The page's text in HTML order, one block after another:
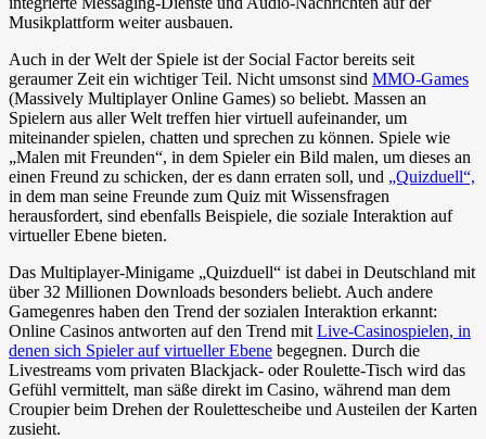
Musikplattform weiter ausbauen.
Auch in der Welt der Spiele ist der Social Factor bereits seit
geraumer Zeit ein wichtiger Teil. Nicht umsonst sind MMO-Games
(Massively Multiplayer Online Games) so beliebt. Massen an
Spielern aus aller Welt treffen hier virtuell aufeinander, um
miteinander spielen, chatten und sprechen zu können. Spiele wie
„Malen mit Freunden“, in dem Spieler ein Bild malen, um dieses an
einen Freund zu schicken, der es dann erraten soll, und „Quizduell“,
in dem man seine Freunde zum Quiz mit Wissensfragen
herausfordert, sind ebenfalls Beispiele, die soziale Interaktion auf
virtueller Ebene bieten.
Das Multiplayer-Minigame „Quizduell“ ist dabei in Deutschland mit
über 32 Millionen Downloads besonders beliebt. Auch andere
Gamegenres haben den Trend der sozialen Interaktion erkannt:
Online Casinos antworten auf den Trend mit Live-Casinospielen, in
denen sich Spieler auf virtueller Ebene begegnen. Durch die
Livestreams vom privaten Blackjack- oder Roulette-Tisch wird das
Gefühl vermittelt, man säße direkt im Casino, während man dem
Croupier beim Drehen der Roulettescheibe und Austeilen der Karten
zusieht.